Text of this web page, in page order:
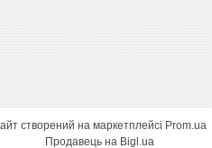
створений на маркетплейсі Prom.ua
Продавець на Bigl.ua